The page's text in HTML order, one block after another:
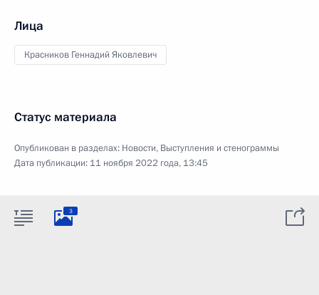
Лица
Красников Геннадий Яковлевич
Статус материала
Опубликован в разделах: Новости, Выступления и стенограммы
Дата публикации: 11 ноября 2022 года, 13:45
3